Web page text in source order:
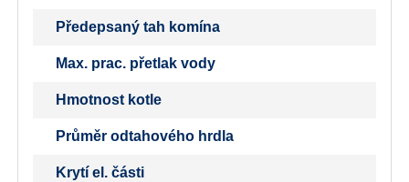
Předepsaný tah komína
Max. prac. přetlak vody
Hmotnost kotle
Průměr odtahového hrdla
Krytí el. části